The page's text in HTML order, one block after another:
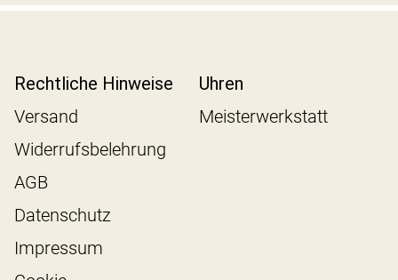
Rechtliche Hinweise
Versand
Widerrufsbelehrung
AGB
Datenschutz
Impressum
Uhren
Meisterwerkstatt